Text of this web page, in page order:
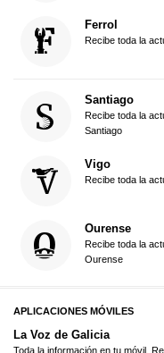
Ferrol
Recibe toda la
Santiago
Recibe toda la
Santiago
Vigo
Recibe toda la
Ourense
Recibe toda la
Ourense
APLICACIONES MÓVILES
La Voz de Galicia
Toda la información en tu móvil.